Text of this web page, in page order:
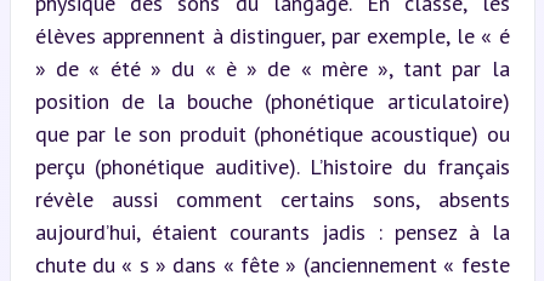
élèves apprennent à distinguer, par exemple, le « é
» de « été » du « è » de « mère », tant par la
position de la bouche (phonétique articulatoire)
que par le son produit (phonétique acoustique) ou
perçu (phonétique auditive). L’histoire du français
révèle aussi comment certains sons, absents
aujourd’hui, étaient courants jadis : pensez à la
chute du « s » dans « fête » (anciennement « feste